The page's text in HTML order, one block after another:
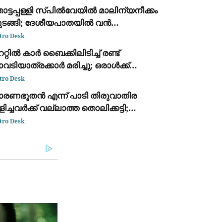
സ്പില്‍വേയിൽ മാലിന്യനീക്കം
ദേശീയപാതയിൽ വൻ
Desk
കാർ ബൈക്കിലിടിച്ച് രണ്ട്
മരിച്ചു; ഒരാൾക്ക്
Desk
എന്ന് പാടി തിരുവാതിര
വല്ലാത്ത തൊലിക്കട്ടി;
സംഘടനകളെ പരിഹസിച്ച്
Desk